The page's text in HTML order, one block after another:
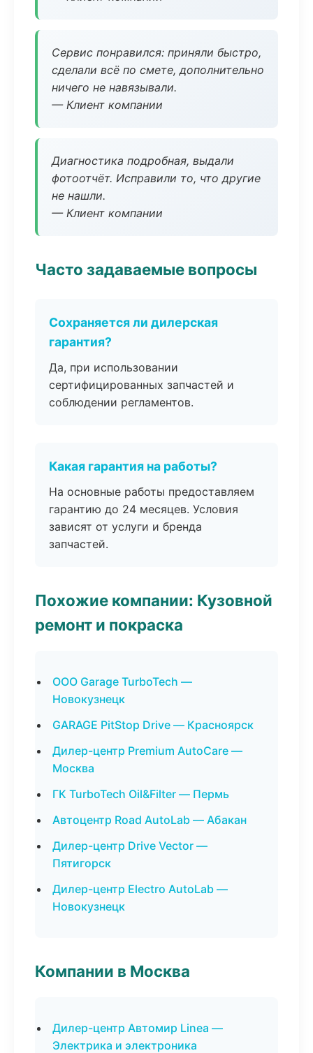
Сервис понравился: приняли быстро,
сделали всё по смете, дополнительно
ничего не навязывали.
— Клиент компании
Диагностика подробная, выдали
фотоотчёт. Исправили то, что другие
не нашли.
— Клиент компании
Часто задаваемые вопросы
Сохраняется ли дилерская
гарантия?
Да, при использовании
сертифицированных запчастей и
соблюдении регламентов.
Какая гарантия на работы?
На основные работы предоставляем
гарантию до 24 месяцев. Условия
зависят от услуги и бренда
запчастей.
Похожие компании: Кузовной
ремонт и покраска
ООО Garage TurboTech —
Новокузнецк
GARAGE PitStop Drive — Красноярск
Дилер-центр Premium AutoCare —
Москва
ГК TurboTech Oil&Filter — Пермь
Автоцентр Road AutoLab — Абакан
Дилер-центр Drive Vector —
Пятигорск
Дилер-центр Electro AutoLab —
Новокузнецк
Компании в Москва
Дилер-центр Автомир Linea —
Электрика и электроника